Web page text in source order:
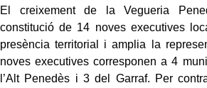
El creixement de la Vegueria
constitució de 14 noves executives
presència territorial i amplia la
noves executives corresponen a 4
l’Alt Penedès i 3 del Garraf. Per